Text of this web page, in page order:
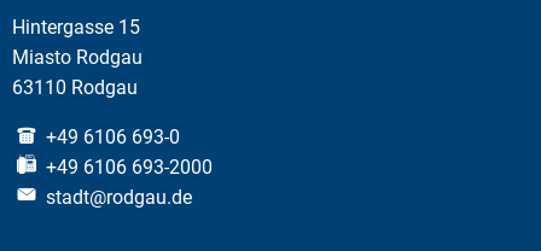
Hintergasse 15
Miasto Rodgau
63110 Rodgau
+49 6106 693-0
+49 6106 693-2000
stadt@rodgau.de